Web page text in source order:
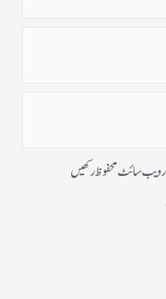
ویب سائٹ محفوظ رکھیں